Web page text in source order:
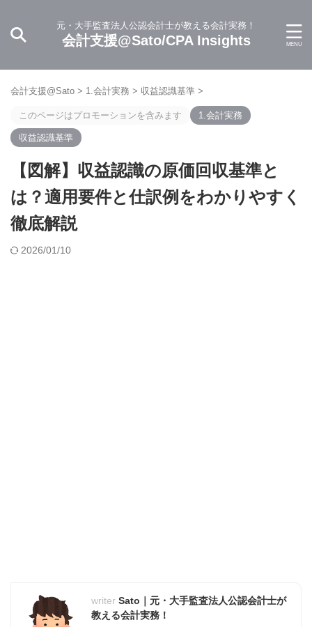
元・大手監査法人公認会計士が教える会計実務！
会計支援@Sato/CPA Insights
会計支援@Sato > 1.会計実務 > 収益認識基準 >
このページはプロモーションを含みます 1.会計実務
収益認識基準
【図解】収益認識の原価回収基準と
は？適用要件と仕訳例をわかりやすく
徹底解説
2026/01/10
Sato｜元・大手監査法人公認会計士が
教える会計実務！